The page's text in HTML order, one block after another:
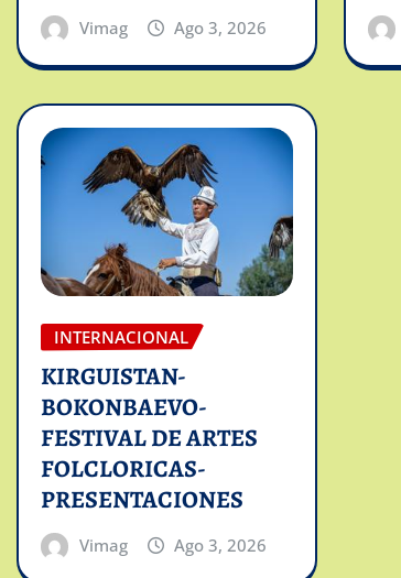
Vimag Ago 3, 2026
INTERNACIONAL
KIRGUISTAN-
BOKONBAEVO-
FESTIVAL DE ARTES
FOLCLORICAS-
PRESENTACIONES
Vimag Ago 3, 2026